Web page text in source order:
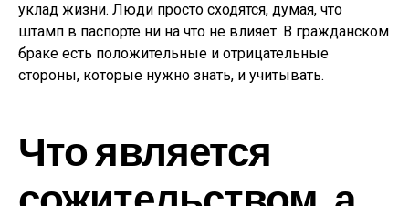
уклад жизни. Люди просто сходятся, думая, что
штамп в паспорте ни на что не влияет. В гражданском
браке есть положительные и отрицательные
стороны, которые нужно знать, и учитывать.
Что является